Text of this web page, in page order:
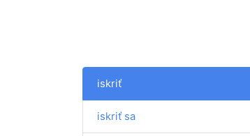
iskriť
iskriť sa